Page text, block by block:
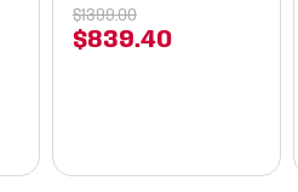
$839 40
$1399.00